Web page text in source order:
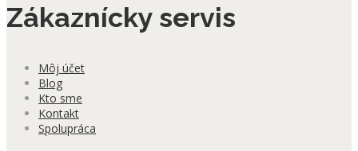
Zákaznícky servis
Môj účet
Blog
Kto sme
Kontakt
Spolupráca